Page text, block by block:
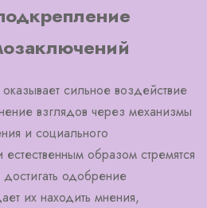
сильное воздействие
взглядов через механизмы
и социального
естественным образом стремятся
одобрение
их находить мнения,